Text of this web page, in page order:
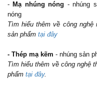
- Mạ nhúng nóng - nhúng
nóng
Tìm hiểu thêm về công
sản phẩm tại đây
- Thép mạ kẽm - nhúng sản
Tìm hiểu thêm về công nghệ
phẩm tại đây.